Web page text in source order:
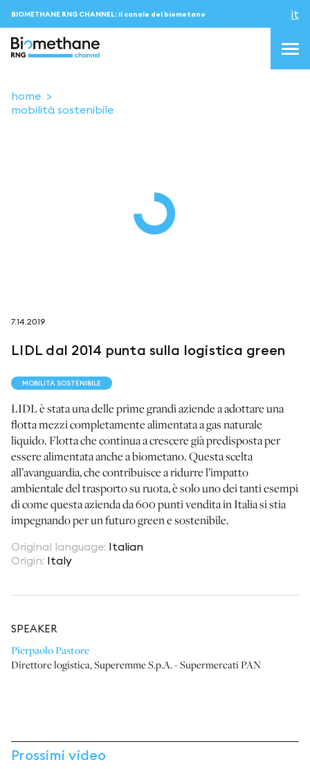
BIOMETHANE RNG CHANNEL: il canale del biometano it
seguici su
netzerotube
home
mobilità sostenibile
7.14.2019
LIDL dal 2014 punta sulla logistica green
MOBILITÀ SOSTENIBILE
LIDL è stata una delle prime grandi aziende a adottare una
flotta mezzi completamente alimentata a gas naturale
liquido. Flotta che continua a crescere già predisposta per
essere alimentata anche a biometano. Questa scelta
all’avanguardia, che contribuisce a ridurre l’impatto
ambientale del trasporto su ruota, è solo uno dei tanti esempi
di come questa azienda da 600 punti vendita in Italia si stia
impegnando per un futuro green e sostenibile.
Original language: Italian
Origin: Italy
SPEAKER
Pierpaolo Pastore
Direttore logistica,Superemme S.p.A. - Supermercati PAN
Prossimi video